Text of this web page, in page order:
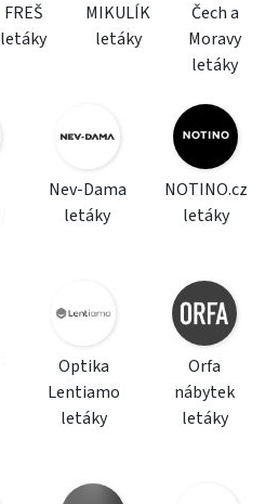
FREŠ
letáky
MIKULÍK
letáky
Čech a
Moravy
letáky
Nev-Dama
letáky
NOTINO.cz
letáky
Optika
Lentiamo
letáky
Orfa
nábytek
letáky